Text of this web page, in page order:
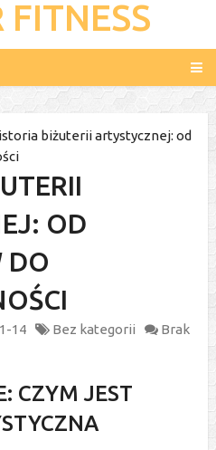
FITNESS
biżuterii artystycznej: od
OD
DO
14 Bez kategorii
Brak
CZYM JEST